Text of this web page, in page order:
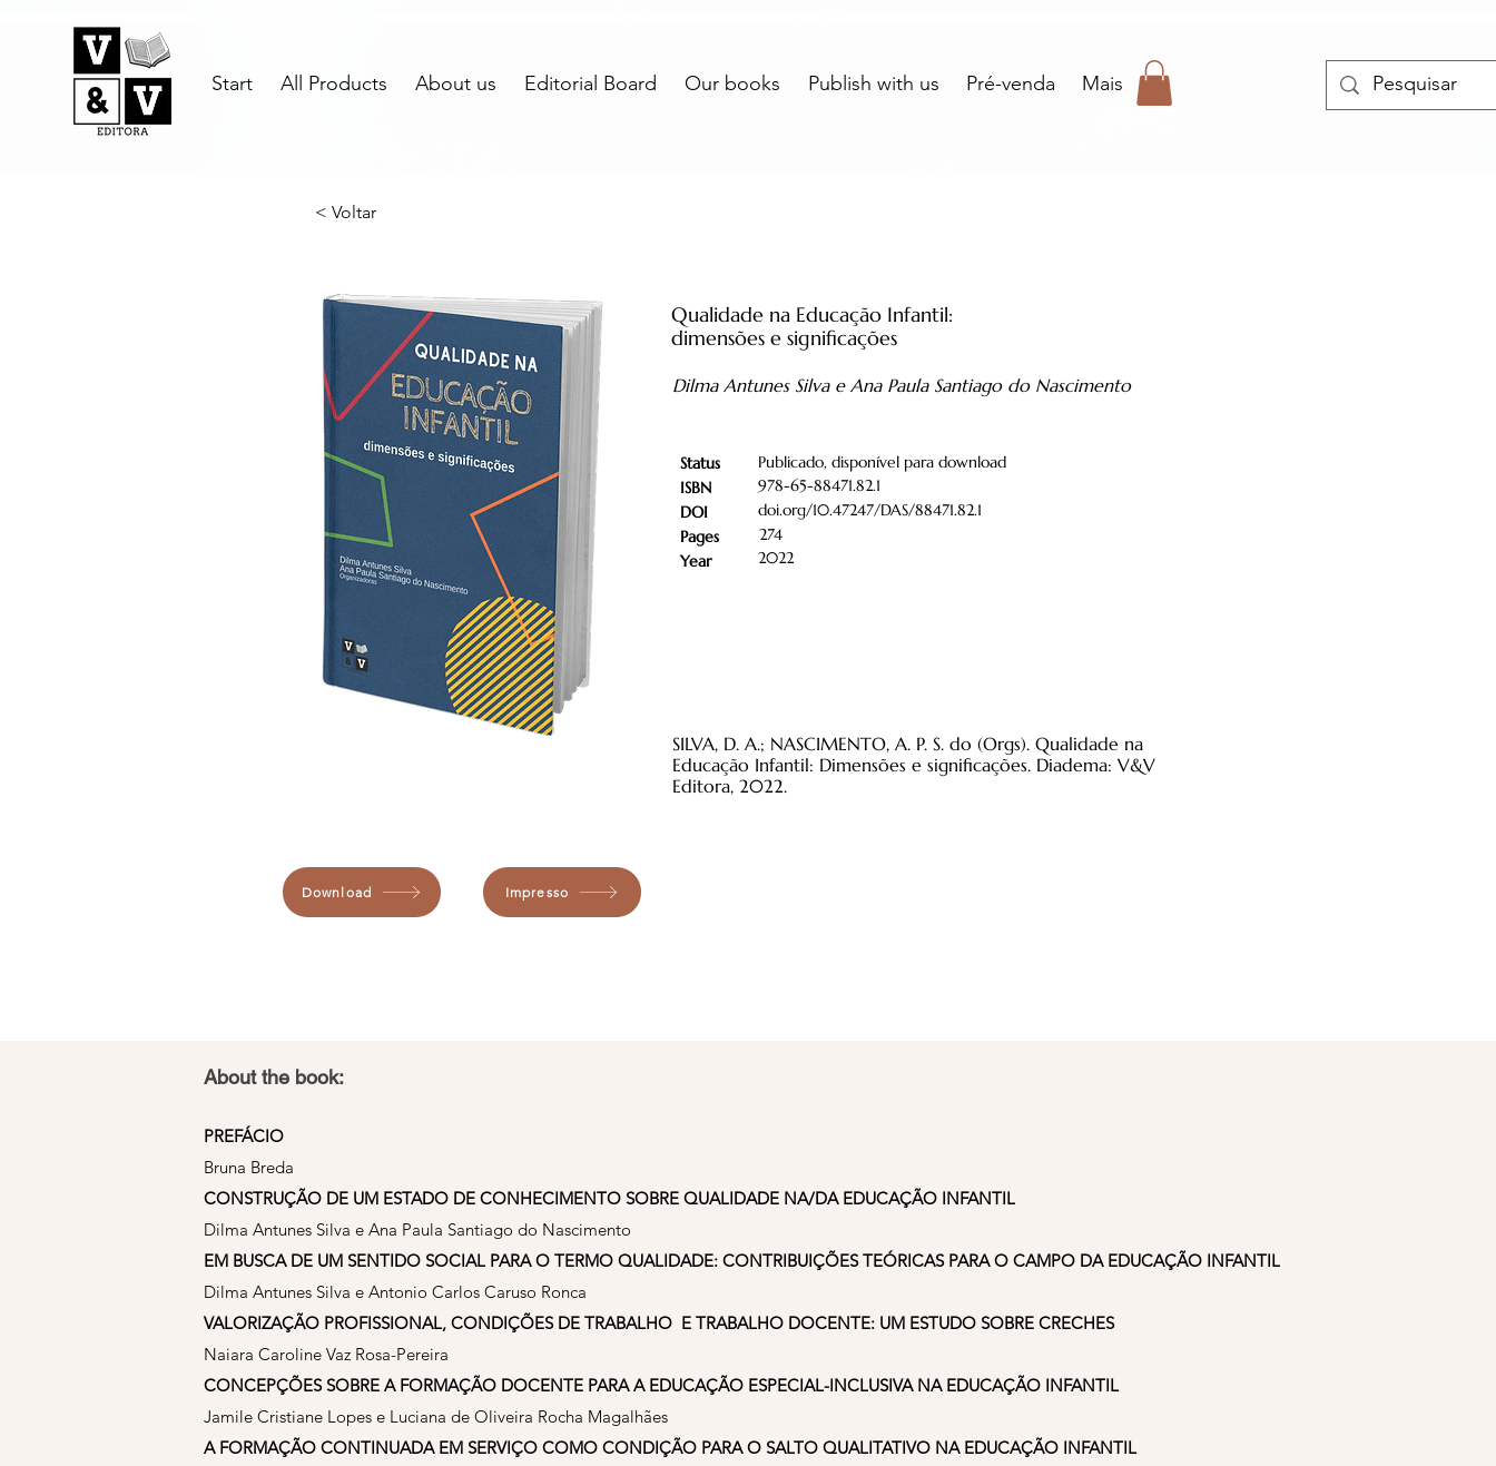
Start All Products About us Editorial Board Our books Publish with us Pré-venda Mais
< Voltar
Qualidade na Educação Infantil:
dimensões e significações
Dilma Antunes Silva e Ana Paula Santiago do Nascimento
Status
ISBN
DOI
Pages
Year
Publicado, disponível para download
978-65-88471.82.1
doi.org/10.47247/DAS/88471.82.1
274
2022
SILVA, D. A.; NASCIMENTO, A. P. S. do (Orgs). Qualidade na
Educação Infantil: Dimensões e significações. Diadema: V&V
Editora, 2022.
Download Impresso
About the book:
PREFÁCIO
Bruna Breda
CONSTRUÇÃO DE UM ESTADO DE CONHECIMENTO SOBRE QUALIDADE NA/DA EDUCAÇÃO INFANTIL
Dilma Antunes Silva e Ana Paula Santiago do Nascimento
EM BUSCA DE UM SENTIDO SOCIAL PARA O TERMO QUALIDADE: CONTRIBUIÇÕES TEÓRICAS PARA O CAMPO DA EDUCAÇÃO INFANTIL
Dilma Antunes Silva e Antonio Carlos Caruso Ronca
VALORIZAÇÃO PROFISSIONAL, CONDIÇÕES DE TRABALHO E TRABALHO DOCENTE: UM ESTUDO SOBRE CRECHES
Naiara Caroline Vaz Rosa-Pereira
CONCEPÇÕES SOBRE A FORMAÇÃO DOCENTE PARA A EDUCAÇÃO ESPECIAL-INCLUSIVA NA EDUCAÇÃO INFANTIL
Jamile Cristiane Lopes e Luciana de Oliveira Rocha Magalhães
A FORMAÇÃO CONTINUADA EM SERVIÇO COMO CONDIÇÃO PARA O SALTO QUALITATIVO NA EDUCAÇÃO INFANTIL